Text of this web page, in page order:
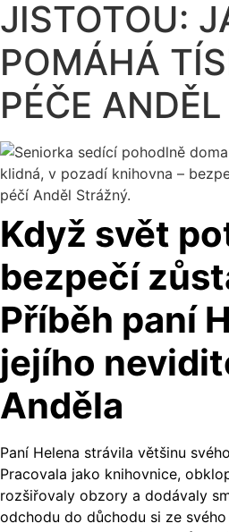
JISTOTOU:
POMÁHÁ
PÉČE
Když svět
bezpečí
Příběh paní
jejího
Anděla
Paní Helena strávila většinu
Pracovala jako knihovnice,
rozšiřovaly obzory a dodávaly
odchodu do důchodu si ze